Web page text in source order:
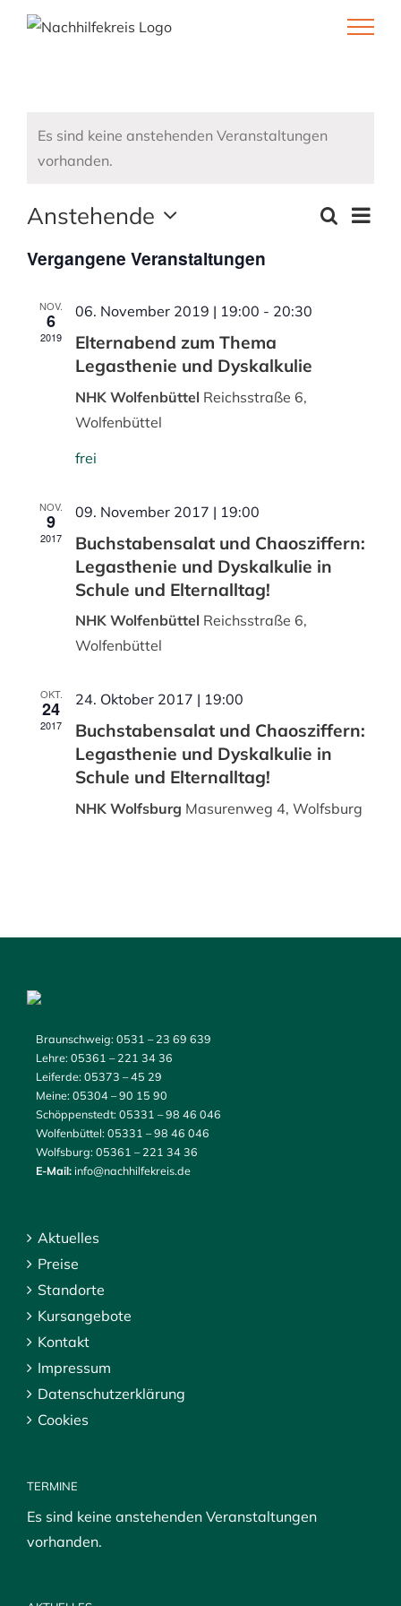
Skip
Es sind keine anstehenden Veranstaltungen
vorhanden.
Suche
Liste
Anstehende
wählen.
Vergangene Veranstaltungen
NOV.
6
2019
06. November 2019 | 19:00 - 20:30
Elternabend zum Thema
Legasthenie und Dyskalkulie
NHK Wolfenbüttel Reichsstraße 6,
Wolfenbüttel
frei
NOV.
9
2017
09. November 2017 | 19:00
Buchstabensalat und Chaosziffern:
Legasthenie und Dyskalkulie in
Schule und Elternalltag!
NHK Wolfenbüttel Reichsstraße 6,
Wolfenbüttel
OKT.
24
2017
24. Oktober 2017 | 19:00
Buchstabensalat und Chaosziffern:
Legasthenie und Dyskalkulie in
Schule und Elternalltag!
NHK Wolfsburg Masurenweg 4, Wolfsburg
Braunschweig: 0531 – 23 69 639
Lehre: 05361 – 221 34 36
Leiferde: 05373 – 45 29
Meine: 05304 – 90 15 90
Schöppenstedt: 05331 – 98 46 046
Wolfenbüttel: 05331 – 98 46 046
Wolfsburg: 05361 – 221 34 36
E-Mail:info@nachhilfekreis.de
Aktuelles
Preise
Standorte
Kursangebote
Kontakt
Impressum
Datenschutzerklärung
Cookies
TERMINE
Es sind keine anstehenden Veranstaltungen
vorhanden.